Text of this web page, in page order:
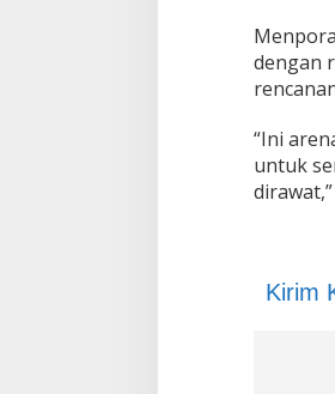
dengan
“Ini
untuk
Kirim